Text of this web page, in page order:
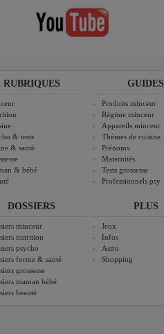
RUBRIQUES
& tests
& santé
& bébé
DOSSIERS
minceur
nutrition
psycho
forme & santé
grossesse
maman bébé
beauté
GUIDES
Produits minceur
Régime minceur
Appareils minceur
Thèmes de cuisine
Prénoms
Maternités
Tests grossesse
Professionnels psy
PLUS
Jeux
Infos
Astro
Shopping